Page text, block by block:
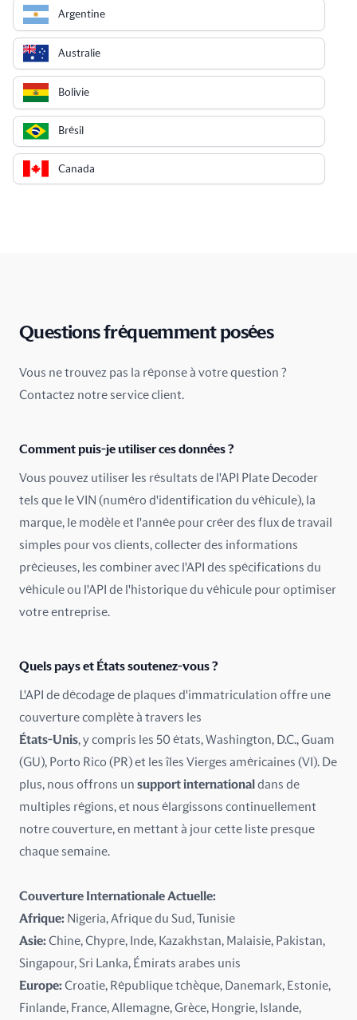
Argentine
Australie
Bolivie
Brésil
Canada
Croatie
Finlande
France
Grèce
Hongrie
Inde
Irlande
Italie
Kazakhstan
Lituanie
Malaisie
Malte
Questions fréquemment posées
Vous ne trouvez pas la réponse à votre question ?
Contactez notre service client.
Comment puis-je utiliser ces données ?
Vous pouvez utiliser les résultats de l'API Plate Decoder
tels que le VIN (numéro d'identification du véhicule), la
marque, le modèle et l'année pour créer des flux de travail
simples pour vos clients, collecter des informations
précieuses, les combiner avec l'API des spécifications du
véhicule ou l'API de l'historique du véhicule pour optimiser
votre entreprise.
Quels pays et États soutenez-vous ?
L'API de décodage de plaques d'immatriculation offre une
couverture complète à travers les
États-Unis, y compris les 50 états, Washington, D.C., Guam
(GU), Porto Rico (PR) et les îles Vierges américaines (VI). De
plus, nous offrons un support international dans de
multiples régions, et nous élargissons continuellement
notre couverture, en mettant à jour cette liste presque
chaque semaine.
Couverture Internationale Actuelle:
Afrique: Nigeria, Afrique du Sud, Tunisie
Asie:Chine, Chypre, Inde, Kazakhstan, Malaisie, Pakistan,
Singapour, Sri Lanka, Émirats arabes unis
Europe:Croatie, République tchèque, Danemark, Estonie,
Finlande, France, Allemagne, Grèce, Hongrie, Islande,